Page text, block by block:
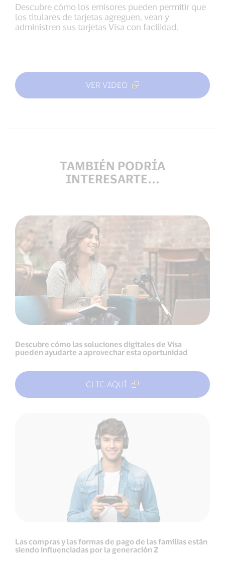
Descubre cómo los emisores pueden permitir que
los titulares de tarjetas agreguen, vean y
administren sus tarjetas Visa con facilidad.
VER VIDEO
TAMBIÉN PODRÍA
INTERESARTE...
Descubre cómo las soluciones digitales de Visa
pueden ayudarte a aprovechar esta oportunidad
CLIC AQUÍ
Las compras y las formas de pago de las familias están
siendo influenciadas por la generación Z